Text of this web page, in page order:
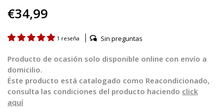
€34,99
1 reseña Sin preguntas
Producto de ocasión solo disponible online con envío a
domicilio.
Éste producto está catalogado como Reacondicionado,
consulta las condiciones del producto haciendo click
aquí